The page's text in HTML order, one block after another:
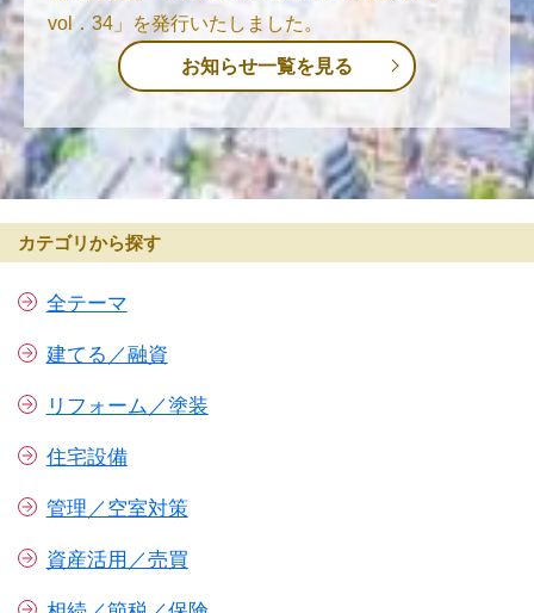
vol．34」を発行いたしました。
お知らせ一覧を見る
カテゴリから探す
全テーマ
建てる／融資
リフォーム／塗装
住宅設備
管理／空室対策
資産活用／売買